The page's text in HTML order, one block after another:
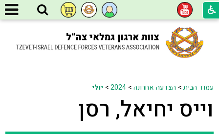
עמוד הבית> הצדעה אחרונה>
2024
>יולי
וייס יחיאל, רסן